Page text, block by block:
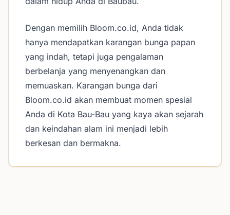
Dengan memilih Bloom.co.id, Anda tidak
hanya mendapatkan karangan bunga papan
yang indah, tetapi juga pengalaman
berbelanja yang menyenangkan dan
memuaskan. Karangan bunga dari
Bloom.co.id akan membuat momen spesial
Anda di Kota Bau-Bau yang kaya akan sejarah
dan keindahan alam ini menjadi lebih
berkesan dan bermakna.